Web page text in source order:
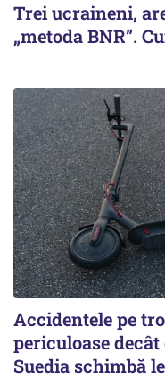
Trei ucraineni,
„metoda BNR”.
Accidentele pe
periculoase
Suedia schimbă